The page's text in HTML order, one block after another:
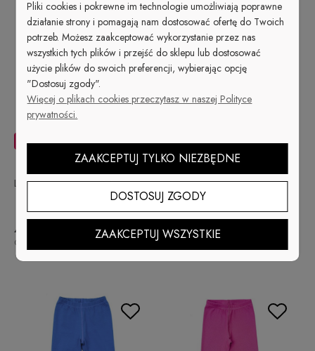
Legginsy Czekoladowe Basic
44,99 zł
-25%
Cena regularna: 59,99 zł
Legginsy Czerwone Basic
44,99 zł
-25%
Cena regularna:
BESTSELLER
Pliki cookies i pokrewne im technologie umożliwiają poprawne
działanie strony i pomagają nam dostosować ofertę do Twoich
potrzeb. Możesz zaakceptować wykorzystanie przez nas
wszystkich tych plików i przejść do sklepu lub dostosować
użycie plików do swoich preferencji, wybierając opcję
"Dostosuj zgody".
Więcej o plikach cookies przeczytasz w naszej Polityce
prywatności.
ZAAKCEPTUJ TYLKO NIEZBĘDNE
DOSTOSUJ ZGODY
ZAAKCEPTUJ WSZYSTKIE